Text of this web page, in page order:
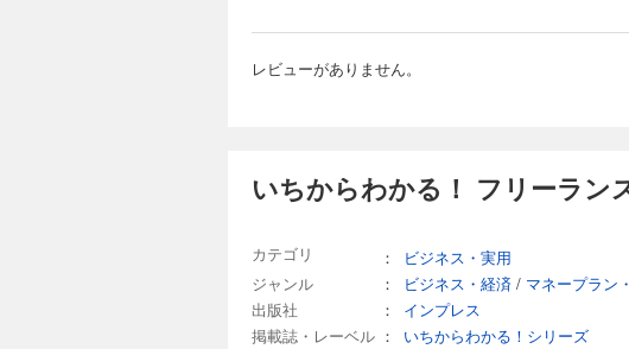
その上で「インボ
で分け、
さらにインボイス
き。
最新の特例制度も
レビューがありません。
いちからわかる！ フリーラン
カテゴリ ：
ビジネス・実用
ジャンル
： ビジネス・経済 / マネープラン
出版社
：
インプレス
掲載誌・レーベル ：
いちからわかる！シリーズ